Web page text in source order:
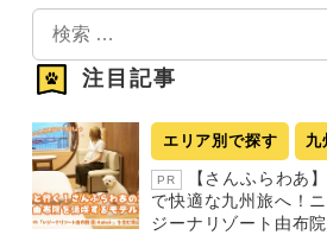
の
ペ
ー
ジ
送
り
検
索
注目記事
エリア別で探す 九
PR
【さんふらわあ
で快適な九州旅へ！
ジーナリゾート由布